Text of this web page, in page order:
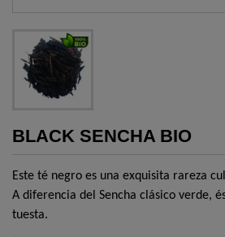
BLACK SENCHA BIO
Este té negro es una exquisita rareza
A diferencia del Sencha clásico verde,
tuesta.